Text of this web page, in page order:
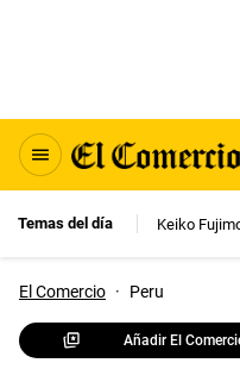
Temas del día Keiko
El Comercio · Peru
Añadir El